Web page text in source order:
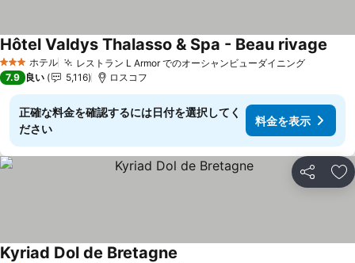
3 ホテルのランク
ホテル レストラン L Armor でのオーシャンビューダイニング
Hôtel Valdys Thalasso & Spa - Beau rivage
7.9 良い 5,116 ロスコフ
正確な料金を確認するには日付を選択してく
ださい
料金を表示
シェア お
Kyriad Dol de Bretagne